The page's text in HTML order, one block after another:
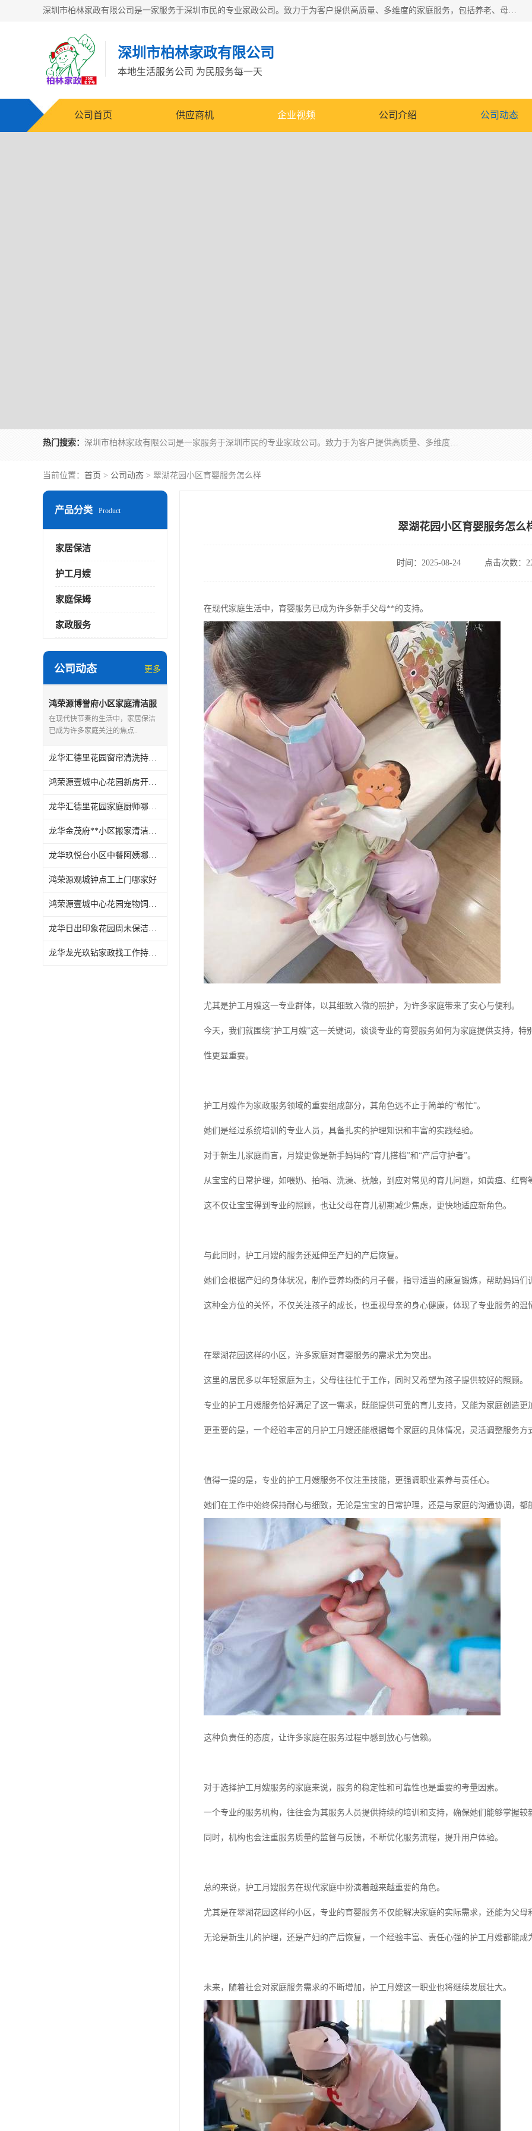
深圳市柏林家政有限公司是一家服务于深圳市民的专业家政公司。致力于为客户提供高质量、多维度的家庭服务，包括养老、母婴、月嫂育婴早教、康复理疗、家电清洗和保洁等方面的专业服务。
深圳市柏林家政有限公司
本地生活服务公司 为民服务每一天
公司首页 供应商机 企业视频 公司介绍 公司动态
热门搜索： 深圳市柏林家政有限公司是一家服务于深圳市民的专业家政公司。致力于为客户提供高质量、多维度的家庭服务，包括养老、母婴、月嫂育婴早教、康复理疗、家电清洗和保洁等方面的专业服务。
当前位置： 首页 > 公司动态 > 翠湖花园小区育婴服务怎么样
产品分类 Product
家居保洁
护工月嫂
家庭保姆
家政服务
公司动态 更多
鸿荣源博誉府小区家庭清洁服
务怎么样
在现代快节奏的生活中，家居保洁
已成为许多家庭关注的焦点..
龙华汇德里花园窗帘清洗持证上岗
鸿荣源壹城中心花园新房开荒保洁怎么样
龙华汇德里花园家庭厨师哪家好
龙华金茂府**小区搬家清洁怎么样
龙华玖悦台小区中餐阿姨哪家好
鸿荣源观城钟点工上门哪家好
鸿荣源壹城中心花园宠物饲养上门服务哪家好
龙华日出印象花园周未保洁持证上岗
龙华龙光玖钻家政找工作持证上岗
翠湖花园小区育婴服务怎么
时间：2025-08-24 点击次数：
在现代家庭生活中，育婴服务已成为许多新手父母**的支持。
尤其是护工月嫂这一专业群体，以其细致入微的照护，为许多家庭带来了安心与便利。
今天，我们就围绕“护工月嫂”这一关键词，谈谈专业的育婴服务如何为家庭提供支持，
性更显重要。
护工月嫂作为家政服务领域的重要组成部分，其角色远不止于简单的“帮忙”。
她们是经过系统培训的专业人员，具备扎实的护理知识和丰富的实践经验。
对于新生儿家庭而言，月嫂更像是新手妈妈的“育儿搭档”和“产后守护者”。
从宝宝的日常护理，如喂奶、拍嗝、洗澡、抚触，到应对常见的育儿问题，如黄疸、红
这不仅让宝宝得到专业的照顾，也让父母在育儿初期减少焦虑，更快地适应新角色。
与此同时，护工月嫂的服务还延伸至产妇的产后恢复。
她们会根据产妇的身体状况，制作营养均衡的月子餐，指导适当的康复锻炼，帮助妈妈
这种全方位的关怀，不仅关注孩子的成长，也重视母亲的身心健康，体现了专业服务的温
在翠湖花园这样的小区，许多家庭对育婴服务的需求尤为突出。
这里的居民多以年轻家庭为主，父母往往忙于工作，同时又希望为孩子提供较好的照顾。
专业的护工月嫂服务恰好满足了这一需求，既能提供可靠的育儿支持，又能为家庭创造更
更重要的是，一个经验丰富的月护工月嫂还能根据每个家庭的具体情况，灵活调整服务方
值得一提的是，专业的护工月嫂服务不仅注重技能，更强调职业素养与责任心。
她们在工作中始终保持耐心与细致，无论是宝宝的日常护理，还是与家庭的沟通协调，都
这种负责任的态度，让许多家庭在服务过程中感到放心与信赖。
对于选择护工月嫂服务的家庭来说，服务的稳定性和可靠性也是重要的考量因素。
一个专业的服务机构，往往会为其服务人员提供持续的培训和支持，确保她们能够掌握较
同时，机构也会注重服务质量的监督与反馈，不断优化服务流程，提升用户体验。
总的来说，护工月嫂服务在现代家庭中扮演着越来越重要的角色。
尤其是在翠湖花园这样的小区，专业的育婴服务不仅能解决家庭的实际需求，还能为父母
无论是新生儿的护理，还是产妇的产后恢复，一个经验丰富、责任心强的护工月嫂都能成
未来，随着社会对家庭服务需求的不断增加，护工月嫂这一职业也将继续发展壮大。